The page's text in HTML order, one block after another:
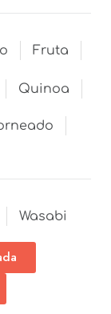
Fruta
Quinoa
Wasabi